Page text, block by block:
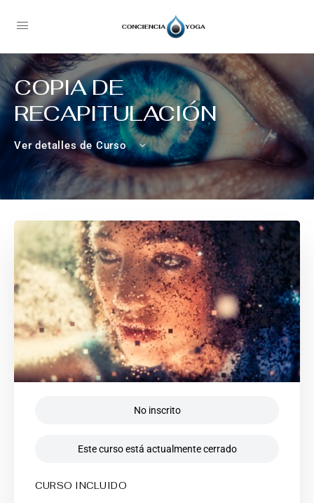
COPIA DE
RECAPITULACIÓN
Ver detalles de Curso
No inscrito
Este curso está actualmente cerrado
CURSO INCLUIDO